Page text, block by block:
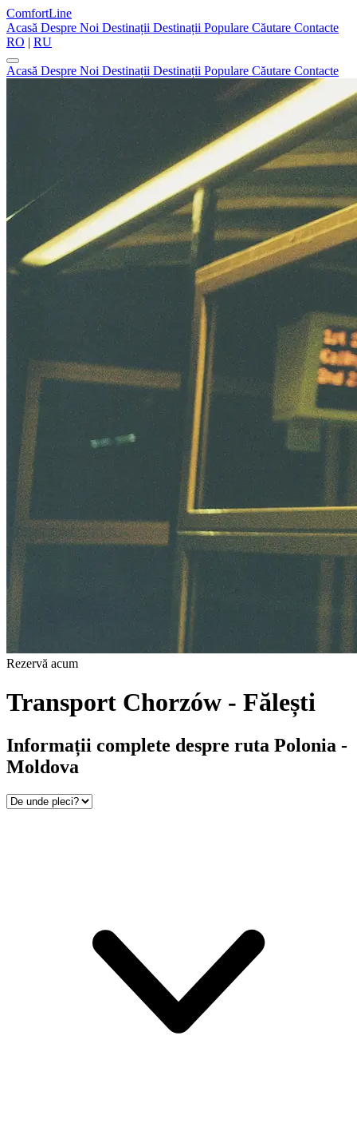
ComfortLine
Acasă Despre Noi Destinații Destinații Populare Căutare Contacte
RO | RU
Acasă Despre Noi Destinații Destinații Populare Căutare Contacte
Rezervă acum
Transport Chorzów - Fălești
Informații complete despre ruta Polonia -
Moldova